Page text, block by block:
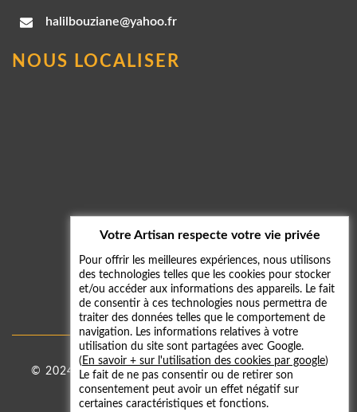
halilbouziane@yahoo.fr
NOUS LOCALISER
© 2024 - 2026Taxi 59 |Mentions légales-Galerie
photos
Votre Artisan respecte votre vie privée
Pour offrir les meilleures expériences, nous utilisons
des technologies telles que les cookies pour stocker
et/ou accéder aux informations des appareils. Le fait
de consentir à ces technologies nous permettra de
traiter des données telles que le comportement de
navigation. Les informations relatives à votre
utilisation du site sont partagées avec Google.
( En savoir + sur l'utilisation des cookies par google)
Le fait de ne pas consentir ou de retirer son
consentement peut avoir un effet négatif sur
certaines caractéristiques et fonctions.